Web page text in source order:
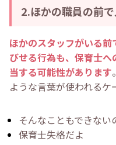
2.ほかの職員の前
ほかのスタッフがいる前
びせる行為も、保育士へ
当する可能性があります
ような言葉が使われるケ
そんなこともできない
保育士失格だよ